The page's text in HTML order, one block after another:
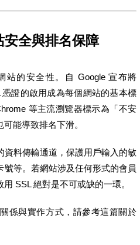
全與排名保障
站的安全性。自 Google 宣布將
證的啟用成為每個網站的基本標
等主流瀏覽器標示為「不安
能導致排名下滑。
資料傳輸通道，保護用戶輸入的敏
等。若網站涉及任何形式的會員
SSL 絕對是不可或缺的一環。
係與實作方式，請參考這篇關於